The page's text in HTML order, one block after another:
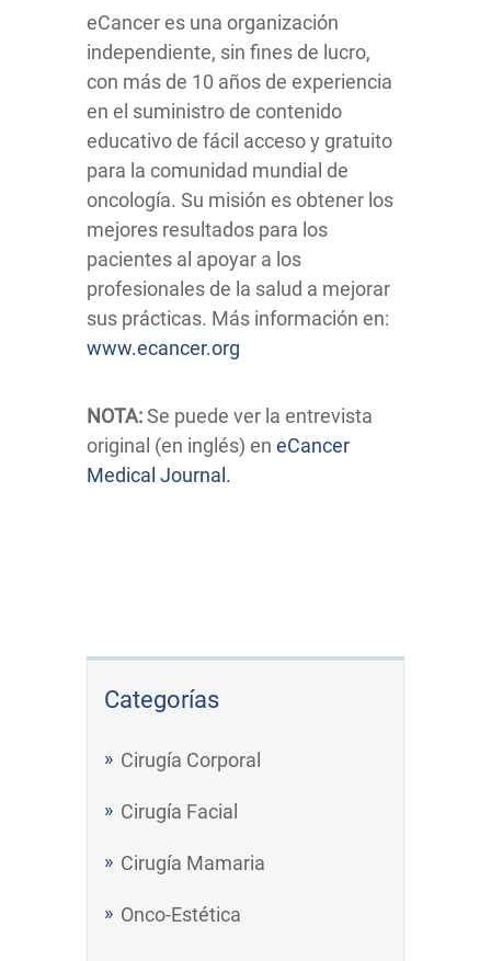
eCancer es una organización
independiente, sin fines de lucro,
con más de 10 años de experiencia
en el suministro de contenido
educativo de fácil acceso y gratuito
para la comunidad mundial de
oncología. Su misión es obtener los
mejores resultados para los
pacientes al apoyar a los
profesionales de la salud a mejorar
sus prácticas. Más información en:
www.ecancer.org
NOTA:Se puede ver la entrevista
original (en inglés) en eCancer
Medical Journal.
Categorías
Cirugía Corporal
Cirugía Facial
Cirugía Mamaria
Onco-Estética